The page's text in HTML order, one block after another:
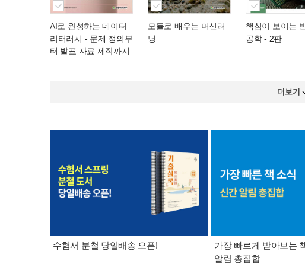
AI로 완성하는 데이터
리터러시 - 문제 정의부
터 발표 자료 제작까지
모듈로 배우는 머신러
닝
핵심이 보이는
공학- 2판
더보기
수험서 분철 당일배송 오픈!
가장 빠르게 받아보는
알림 총집합